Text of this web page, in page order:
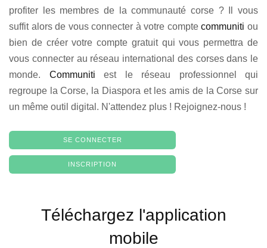
profiter les membres de la communauté corse ? Il vous
suffit alors de vous connecter à votre comptecommuniti ou
bien de créer votre compte gratuit qui vous permettra de
vous connecter au réseau international des corses dans le
monde. Communiti est le réseau professionnel qui
regroupe la Corse, la Diaspora et les amis de la Corse sur
un même outil digital. N'attendez plus ! Rejoignez-nous !
SE CONNECTER
INSCRIPTION
Téléchargez l'application
mobile